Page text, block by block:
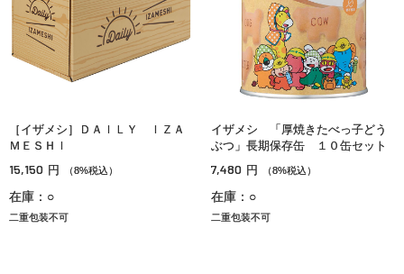
［イザメシ］ＤＡＩＬＹ ＩＺＡ
ＭＥＳＨＩ
15,150 円 （8%税込）
在庫：○
二重包装不可
イザメシ 「厚焼きたべっ子どう
ぶつ」長期保存缶 １０缶セット
7,480 円 （8%税込）
在庫：○
二重包装不可